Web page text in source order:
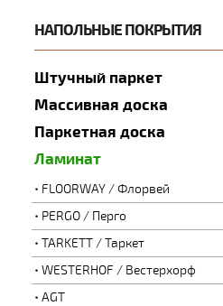
НАПОЛЬНЫЕ ПОКРЫТИЯ
Штучный паркет
Массивная доска
Паркетная доска
Ламинат
FLOORWAY / Флорвей
PERGO / Перго
TARKETT / Таркет
WESTERHOF / Вестерхорф
AGT